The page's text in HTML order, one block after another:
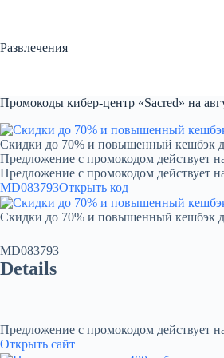
Развлечения
Промокоды кибер-центр «Sacred» на
Скидки до 70% и повышенный кешбэк
Предложение с промокодом действует
Предложение с промокодом действует
MD083793Открыть код
Скидки до 70% и повышенный кешбэк
MD083793
Details
Предложение с промокодом действует
Открыть сайт